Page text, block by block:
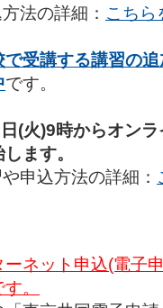
法の詳細： こちら
で受講する講習の
です。
(火)9時からオン
ます。
申込方法の詳細：
ーネット申込(電子
。